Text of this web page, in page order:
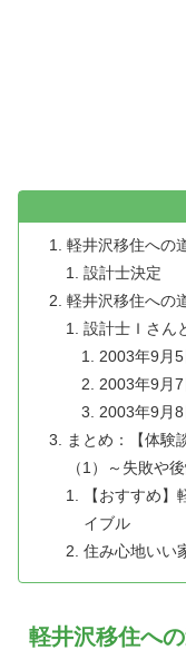
軽井沢移住へ
設計士決定
軽井沢移住へ
設計士Ｉさん
2003年9月5
2003年9月7
2003年9月8
まとめ：【体験
（1）～失敗や
【おすすめ
イブル
住み心地いい
軽井沢移住へ